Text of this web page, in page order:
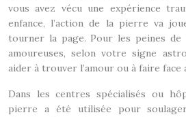
vous avez vécu une expérience
enfance, l’action de la pierre va
tourner la page. Pour les peines
amoureuses, selon votre signe
aider à trouver l’amour ou à faire face
Dans les centres spécialisés ou
pierre a été utilisée pour